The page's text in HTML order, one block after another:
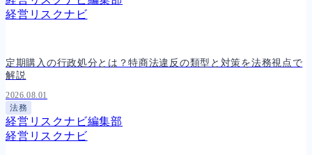
経営リスクナビ
定期購入の行政処分とは？特商法違反の類型と対策を法務視点で
解説
2026.08.01
法務
経営リスクナビ編集部
経営リスクナビ